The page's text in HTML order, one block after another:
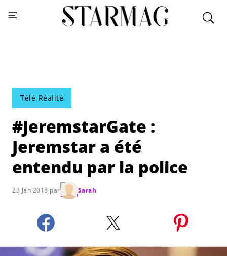
Télé-Réalité
#JeremstarGate :
Jeremstar a été
entendu par la police
23 Jan 2018 par Sarah